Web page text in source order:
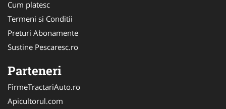
Cum platesc
Termeni si Conditii
Preturi Abonamente
Sustine Pescaresc.ro
Parteneri
FirmeTractariAuto.ro
Apicultorul.com